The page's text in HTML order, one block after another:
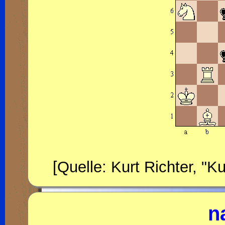
[Quelle: Kurt Richter,